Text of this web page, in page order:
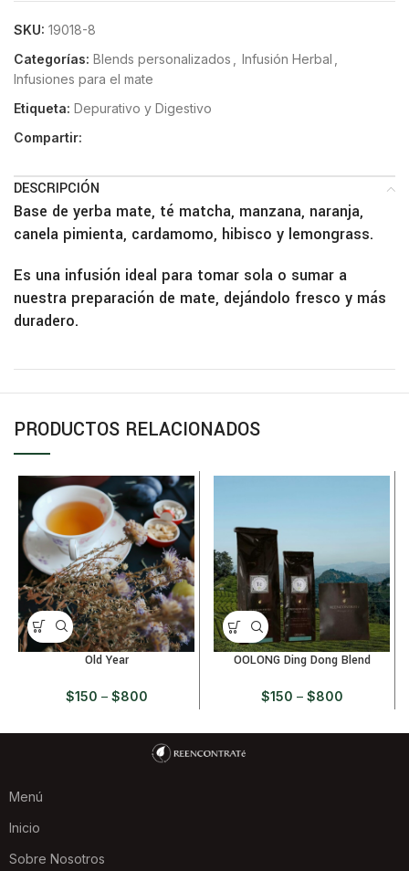
SKU: 19018-8
Categorías: Blends personalizados Infusión Herbal
Infusiones para el mate
Etiqueta: Depurativo y Digestivo
Compartir:
DESCRIPCIÓN
Base de yerba mate, té matcha, manzana, naranja,
canela pimienta, cardamomo, hibisco y lemongrass.
Es una infusión ideal para tomar sola o sumar a
nuestra preparación de mate, dejándolo fresco y más
duradero.
PRODUCTOS RELACIONADOS
Old Year
$150 – $800
OOLONG Ding Dong Blend
$150 – $800
Menú
Inicio
Sobre Nosotros